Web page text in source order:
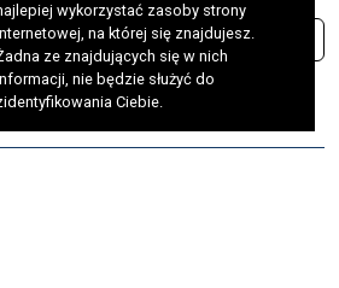
wykorzystać zasoby strony
na której się znajdujesz.
ze znajdujących się w nich
nie będzie służyć do
Ciebie.